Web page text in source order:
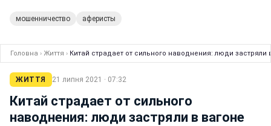
мошенничество аферисты
Головна › Життя › Китай страдает от сильного наводнения: люди
ЖИТТЯ 21 липня 2021 · 07:32
Китай страдает от сильного
наводнения: люди застряли в вагоне